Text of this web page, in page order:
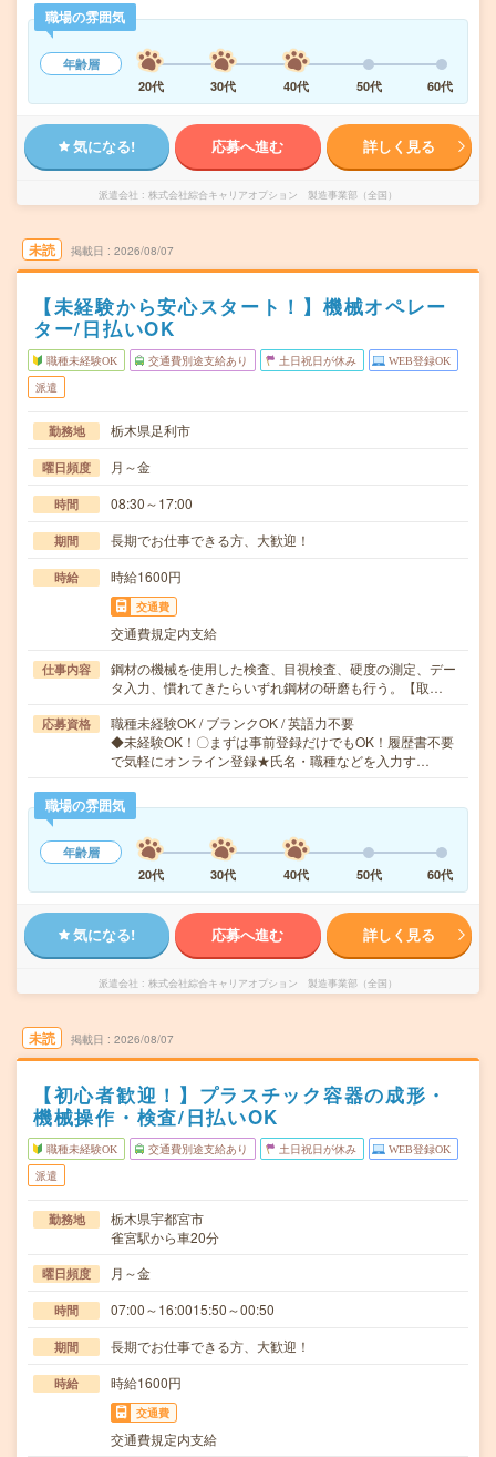
職場の雰囲気
年齢層
20代
30代 40代 50代 60代
気になる! 応募へ進む 詳しく見る
派遣会社 株式会社綜合キャリアオプション 製造事業部（全国）
未読 掲載日 2026/08/07
【未経験から安心スタート！】機械オペレー
ター/日払いOK
職種未経験OK 交通費別途支給あり 土日祝日が休み WEB登録OK
派遣
勤務地 栃木県足利市
曜日頻度 月～金
時間 08:30～17:00
期間 長期でお仕事できる方、大歓迎！
時給 時給1600円
交通費
交通費規定内支給
仕事内容
鋼材の機械を使用した検査、目視検査、硬度の測定、デー
タ入力、慣れてきたらいずれ鋼材の研磨も行う。【取…
応募資格
職種未経験OK / ブランクOK / 英語力不要
◆未経験OK！〇まずは事前登録だけでもOK！履歴書不要
で気軽にオンライン登録★氏名・職種などを入力す…
職場の雰囲気
年齢層
20代
30代 40代 50代 60代
気になる! 応募へ進む 詳しく見る
派遣会社 株式会社綜合キャリアオプション 製造事業部（全国）
未読 掲載日 2026/08/07
【初心者歓迎！】プラスチック容器の成形・
機械操作・検査/日払いOK
職種未経験OK 交通費別途支給あり 土日祝日が休み WEB登録OK
派遣
勤務地
栃木県宇都宮市
雀宮駅から車20分
曜日頻度 月～金
時間 07:00～16:0015:50～00:50
期間 長期でお仕事できる方、大歓迎！
時給 時給1600円
交通費
交通費規定内支給